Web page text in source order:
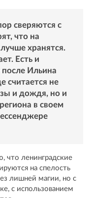
сверяются с
что на
хранятся.
Есть и
Ильина
считается не
и дождя, но и
в своем
что ленинградские
на спелость
лишней магии, но с
с использованием